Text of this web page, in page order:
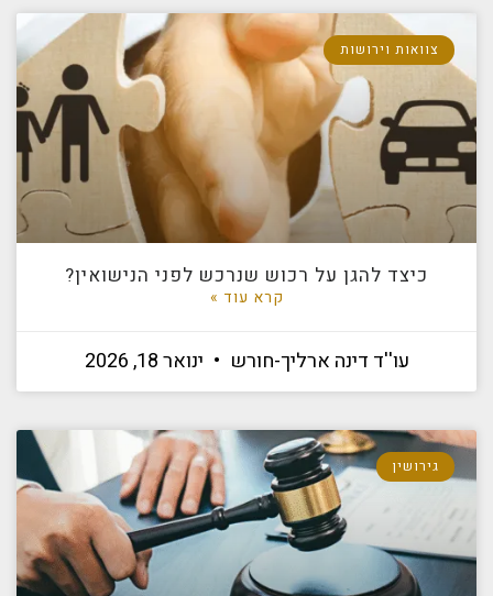
צוואות וירושות
כיצד להגן על רכוש שנרכש לפני הנישואין?
קרא עוד »
עו''ד דינה ארליך-חורש ינואר 18, 2026
גירושין